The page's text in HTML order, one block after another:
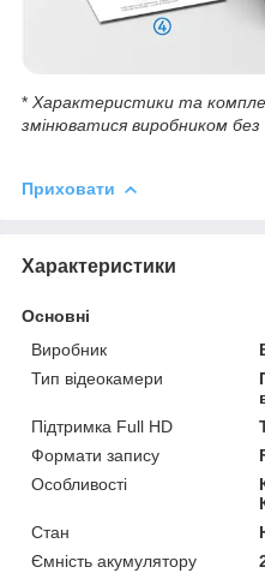
* Характеристики та
змінюватися виробником без
Приховати
Характеристики
Основні
Виробник
Тип відеокамери
Підтримка Full HD
Формати запису
Особливості
Стан
Ємність акумулятору